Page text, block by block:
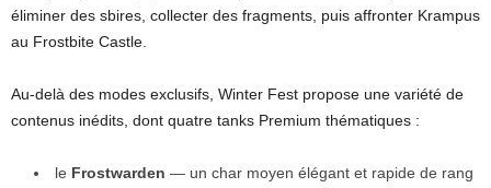
éliminer des sbires, collecter des fragments, puis affronter Krampus
au Frostbite Castle.
Au-delà des modes exclusifs, Winter Fest propose une variété de
contenus inédits, dont quatre tanks Premium thématiques :
le Frostwarden — un char moyen élégant et rapide de rang